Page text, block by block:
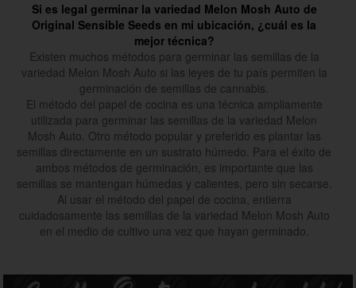
Si es legal germinar la variedad Melon Mosh Auto de
Original Sensible Seeds en mi ubicación, ¿cuál es la
mejor técnica?
Existen muchos métodos para germinar las semillas de la
variedad Melon Mosh Auto si las leyes de tu país permiten la
germinación de semillas de cannabis.
El método del papel de cocina es una técnica ampliamente
utilizada para germinar las semillas de la variedad Melon
Mosh Auto. Otro método popular y preferido es plantar las
semillas directamente en un sustrato húmedo. Para el éxito de
ambos métodos de germinación, es importante que las
semillas se mantengan húmedas y calientes, pero sin secarse.
Al usar el método del papel de cocina, entierra
cuidadosamente las semillas de la variedad Melon Mosh Auto
en el medio de cultivo una vez que hayan germinado.